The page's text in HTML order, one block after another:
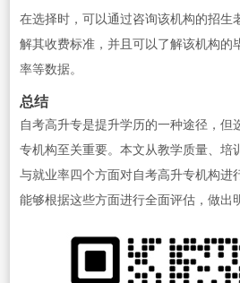
在选择时，可以通过咨询该机构的招生
解其收费标准，并且可以了解该机构的
率等数据。
总结
自考高升专是提升学历的一种途径，但
专机构至关重要。本文从教学质量、培
与就业率四个方面对自考高升专机构进
能够根据这些方面进行全面评估，做出